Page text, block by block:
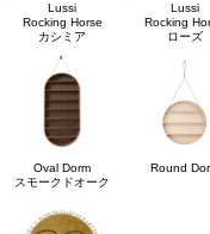
Lussi
Rocking Horse
カシミア
Lussi
Rocking
ローズ
Oval Dorm
スモークドオーク
Round